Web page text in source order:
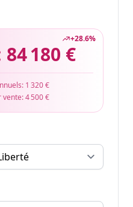
+28.6%
84 180 €
1 320 €
vente:4 500 €